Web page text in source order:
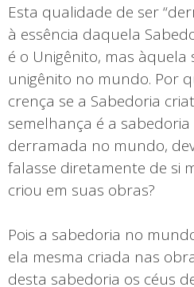
Esta qualidade de ser
à essência daquela
é o Unigênito, mas
unigênito no mundo. Por
crença se a Sabedoria
semelhança é a
derramada no mundo,
falasse diretamente de si
criou em suas obras?
Pois a sabedoria no
ela mesma criada nas
desta sabedoria os céus